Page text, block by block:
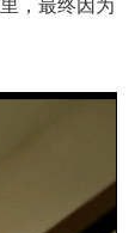
，最终因为